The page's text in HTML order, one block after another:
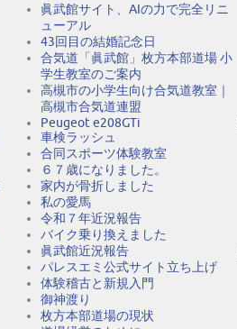
眞武館サイト、AIの力で完全リニ
ューアル
43回目の結婚記念日
合気道「眞武館」枚方本部道場 小
学生教室のご案内
高槻市の小学生向け合気道教室｜
高槻市合気道連盟
Peugeot e208GTi
車検ラッシュ
合同スポーツ体験教室
６７歳になりました。
家内が骨折しました
私の愛馬
令和７年近況報告
バイク乗り換えました
眞武館近況報告
パレスエミ公式サイト立ち上げ
体験稽古と新規入門
御神渡り
枚方本部道場の現状